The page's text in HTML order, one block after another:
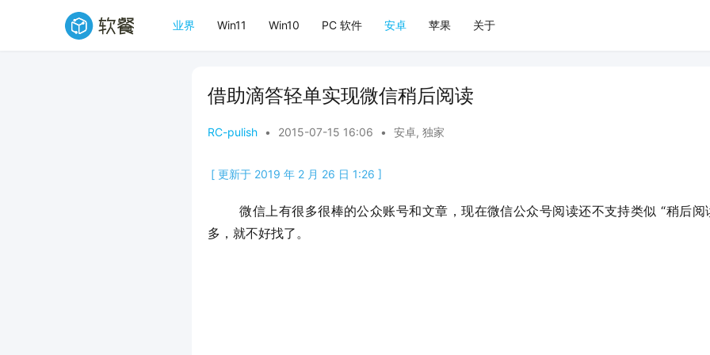
业界 Win11 Win10 PC 软件 安卓 苹果 关于
借助滴答轻单实现微信稍后阅读
RC-pulish • 2015-07-15 16:06 • 安卓, 独家
[ 更新于 2019 年 2 月 26 日 1:26 ]
	微信上有很多很棒的公众账号和文章，现在微信公众号阅读还不支持类似 “稍后阅读” 的功能。想看的文章一
多，就不好找了。